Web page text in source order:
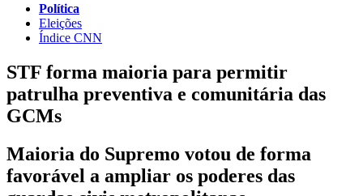
Política
Eleições
Índice CNN
STF forma maioria para permitir
patrulha preventiva e comunitária das
GCMs
Maioria do Supremo votou de forma
favorável a ampliar os poderes das